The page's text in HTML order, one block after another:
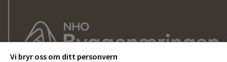
Vi bryr oss om ditt personvern